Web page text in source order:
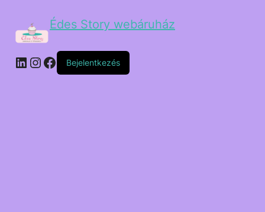
Édes Story webáruház
Bejelentkezés